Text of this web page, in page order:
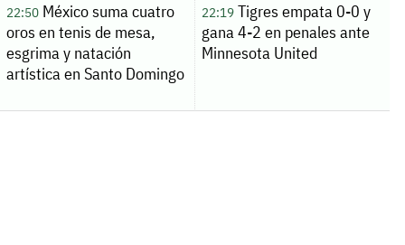
22:50México suma cuatro
oros en tenis de mesa,
esgrima y natación
artística en Santo Domingo
22:19Tigres empata 0-0 y
gana 4-2 en penales ante
Minnesota United